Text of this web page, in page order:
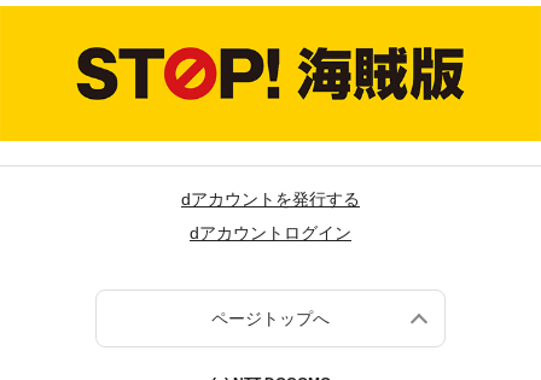
dアカウントを発行する
dアカウントログイン
ページトップへ